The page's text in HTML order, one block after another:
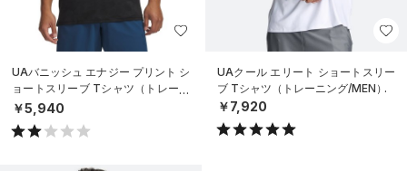
UAバニッシュ エナジー プリント シ
ョートスリーブ Tシャツ（トレーニ
ング/MEN）
￥5,940
UAクール エリート ショートスリー
ブ Tシャツ（トレーニング/MEN）
￥7,920